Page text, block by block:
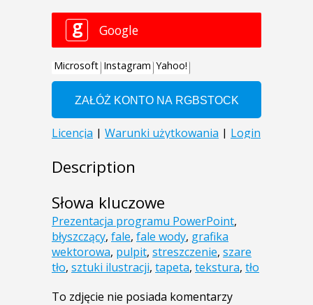
Description
Słowa kluczowe
Prezentacja programu PowerPoint,
błyszczący, fale, fale wody, grafika
wektorowa, pulpit, streszczenie, szare
tło, sztuki ilustracji, tapeta, tekstura, tło
To zdjęcie nie posiada komentarzy